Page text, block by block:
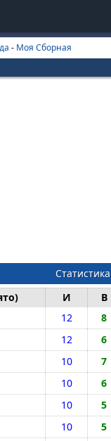
- Моя Сборная
Статистика
И В
12 8
12 6
10 7
10 6
10 5
10 5